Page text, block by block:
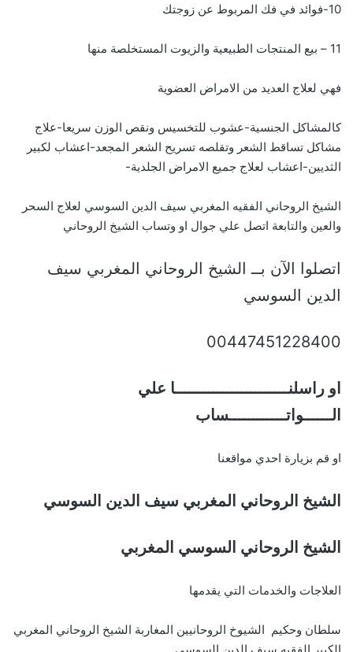
10-فوائد في فك المربوط عن زوجتك
11 – بيع المنتجات الطبيعية والزيوت المستخلصة منها
فهي لعلاج العديد من الامراض العضوية
كالمشاكل الجنسية-عشوب للتخسيس ونقص الوزن سريعا-علاج
مشاكل تساقط الشعر وتقلصه تسريح الشعر المجعد-اعشاب لكبير
الثديين-اعشاب لعلاج جميع الامراض الجلدية-
الشيخ الروحاني الفقيه المغربي سيف الدين السوسي لعلاج السحر
والعين والتابعة اتصل علي جوال او وتساب الشيخ الروحاني
اتصلوا الآن بــ الشيخ الروحاني المغربي سيف
الدين السوسي
00447451228400
او راسلنــــــــــــــــــــــــا علي
الــــــواتــــــــــــساب
او قم بزيارة احدي مواقعنا
الشيخ الروحاني المغربي سيف الدين السوسي
الشيخ الروحاني السوسي المغربي
العلاجات والخدمات التي يقدمها
سلطان وحكيم الشيوخ الروحانيين المغاربة الشيخ الروحاني المغربي